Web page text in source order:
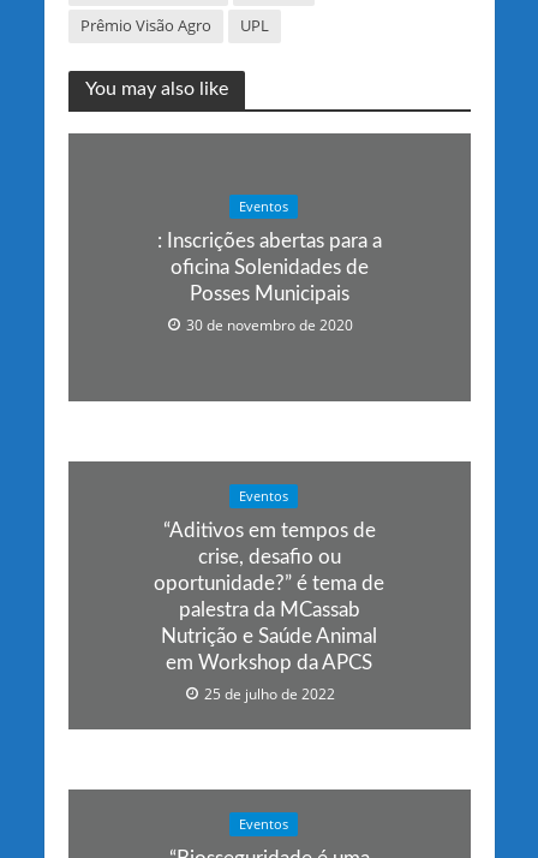
Prêmio Visão Agro
UPL
You may also like
Eventos
: Inscrições abertas para a
oficina Solenidades de
Posses Municipais
30 de novembro de 2020
Eventos
“Aditivos em tempos de
crise, desafio ou
oportunidade?” é tema de
palestra da MCassab
Nutrição e Saúde Animal
em Workshop da APCS
25 de julho de 2022
Eventos